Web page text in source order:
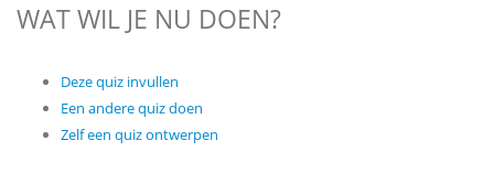
WAT WIL JE NU DOEN?
Deze quiz invullen
Een andere quiz doen
Zelf een quiz ontwerpen